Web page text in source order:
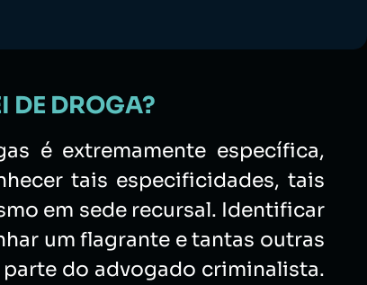
DE DROGA?
é extremamente específica,
tais especificidades, tais
em sede recursal. Identificar
um flagrante e tantas outras
do advogado criminalista.